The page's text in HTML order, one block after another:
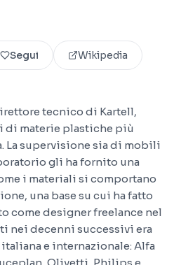
Segui Wikipedia
tecnico di Kartell,
di materie plastiche più
La supervisione sia di mobili
gli ha fornito una
i materiali si comportano
una base su cui ha fatto
come designer freelance nel
nei decenni successivi era
e internazionale: Alfa